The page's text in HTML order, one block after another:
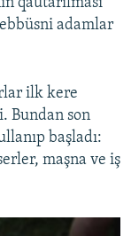
qautarılması
adamlar
ilk kere
Bundan son
başladı:
maşna ve iş